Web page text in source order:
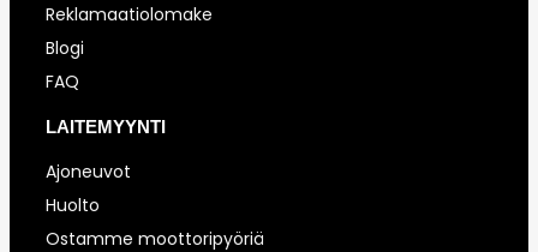
Reklamaatiolomake
Blogi
FAQ
LAITEMYYNTI
Ajoneuvot
Huolto
Ostamme moottoripyöriä